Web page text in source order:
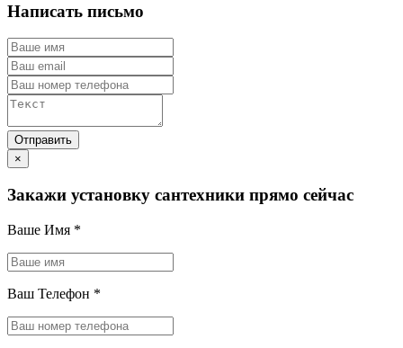
Написать письмо
×
Закажи установку сантехники прямо сейчас
Ваше Имя *
Ваш Телефон *